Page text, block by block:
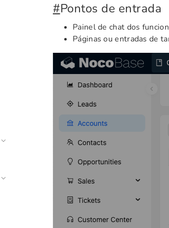
#Pontos de entrada
Painel de chat dos
Páginas ou entradas de